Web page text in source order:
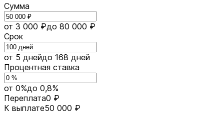
Сумма
от 3 000 ₽до 80 000 ₽
Срок
от 5 днейдо 168 дней
Процентная ставка
от 0%до 0,8%
Переплата0 ₽
К выплате50 000 ₽